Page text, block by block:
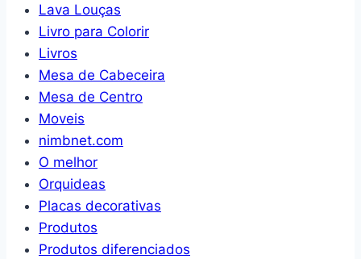
Lava Louças
Livro para Colorir
Livros
Mesa de Cabeceira
Mesa de Centro
Moveis
nimbnet.com
O melhor
Orquideas
Placas decorativas
Produtos
Produtos diferenciados